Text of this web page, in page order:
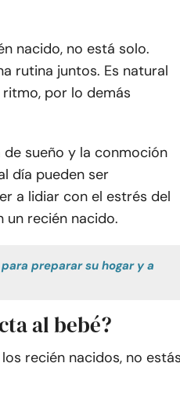
nacido, no está solo.
rutina juntos. Es natural
por lo demás
sueño y la conmoción
día pueden ser
a lidiar con el estrés del
un recién nacido.
preparar su hogar y a
al bebé?
recién nacidos, no